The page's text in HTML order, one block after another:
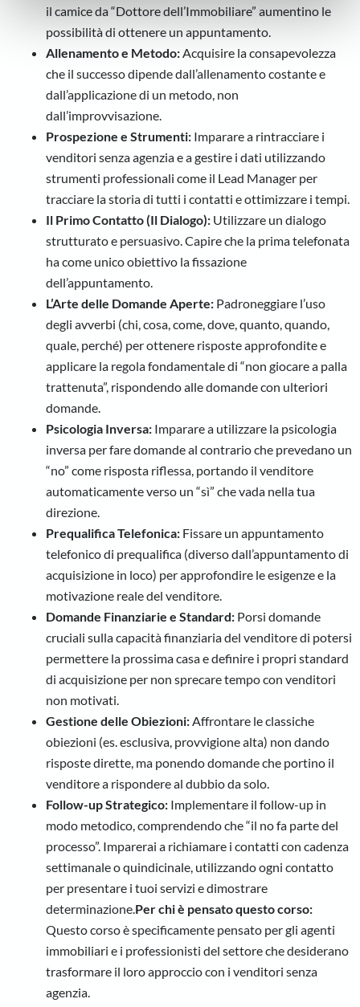
nostri partner che si occupano di analisi dei dati web,
pubblicità e social media, i quali potrebbero combinarle
con altre informazioni che ha fornito loro o che hanno
raccolto dal suo utilizzo dei loro servizi.
il camice da “Dottore dell’Immobiliare” aumentino le
possibilità di ottenere un appuntamento.
Allenamento e Metodo: Acquisire la consapevolezza
che il successo dipende dall’allenamento costante e
dall’applicazione di un metodo, non
dall’improvvisazione.
Prospezione e Strumenti: Imparare a rintracciare i
venditori senza agenzia e a gestire i dati utilizzando
strumenti professionali come il Lead Manager per
tracciare la storia di tutti i contatti e ottimizzare i tempi.
Il Primo Contatto (Il Dialogo): Utilizzare un dialogo
strutturato e persuasivo. Capire che la prima telefonata
ha come unico obiettivo la fissazione
dell’appuntamento.
L’Arte delle Domande Aperte: Padroneggiare l’uso
degli avverbi (chi, cosa, come, dove, quanto, quando,
quale, perché) per ottenere risposte approfondite e
applicare la regola fondamentale di “non giocare a palla
trattenuta”, rispondendo alle domande con ulteriori
domande.
Psicologia Inversa: Imparare a utilizzare la psicologia
inversa per fare domande al contrario che prevedano un
“no” come risposta riflessa, portando il venditore
automaticamente verso un “sì” che vada nella tua
direzione.
Prequalifica Telefonica: Fissare un appuntamento
telefonico di prequalifica (diverso dall’appuntamento di
acquisizione in loco) per approfondire le esigenze e la
motivazione reale del venditore.
Domande Finanziarie e Standard: Porsi domande
cruciali sulla capacità finanziaria del venditore di potersi
permettere la prossima casa e definire i propri standard
di acquisizione per non sprecare tempo con venditori
non motivati.
Gestione delle Obiezioni: Affrontare le classiche
obiezioni (es. esclusiva, provvigione alta) non dando
risposte dirette, ma ponendo domande che portino il
venditore a rispondere al dubbio da solo.
Follow-up Strategico: Implementare il follow-up in
modo metodico, comprendendo che “il no fa parte del
processo”. Imparerai a richiamare i contatti con cadenza
settimanale o quindicinale, utilizzando ogni contatto
per presentare i tuoi servizi e dimostrare
determinazione. Per chi è pensato questo corso:
Questo corso è specificamente pensato per gli agenti
immobiliari e i professionisti del settore che desiderano
trasformare il loro approccio con i venditori senza
agenzia.